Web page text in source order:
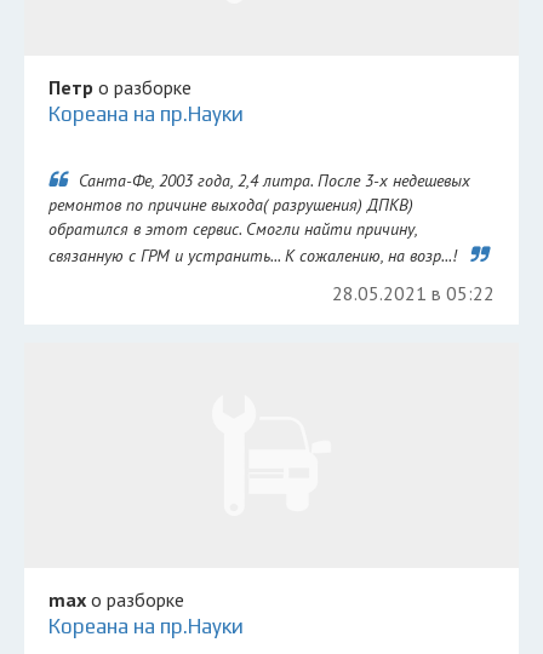
Петр о разборке
Кореана на пр.Науки
Санта-Фе, 2003 года, 2,4 литра. После 3-х недешевых
ремонтов по причине выхода( разрушения) ДПКВ)
обратился в этот сервис. Смогли найти причину,
связанную с ГРМ и устранить... К сожалению, на возр...!
28.05.2021 в 05:22
max о разборке
Кореана на пр.Науки